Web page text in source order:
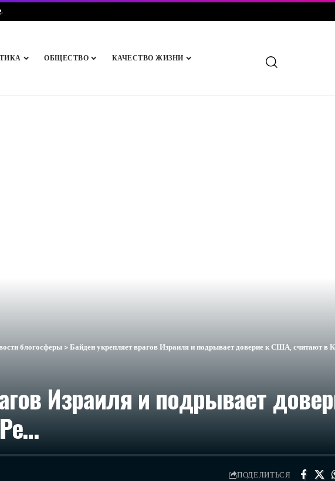
.
ОБЩЕСТВО КАЧЕСТВО ЖИЗНИ
блогосферы >Байден укрепляет врагов Израиля и подрывает доверие к США, считают в
Израиля и подрывает
ПОДЕЛИТЬСЯ